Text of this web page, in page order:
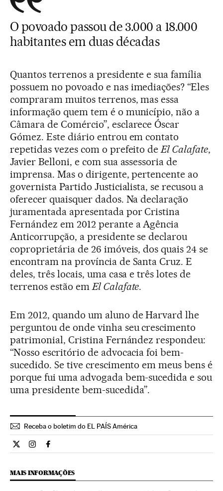
O povoado passou de 3.000 a 18.000
habitantes em duas décadas
Quantos terrenos a presidente e sua família
possuem no povoado e nas imediações? “Eles
compraram muitos terrenos, mas essa
informação quem tem é o município, não a
Câmara de Comércio”, esclarece Óscar
Gómez. Este diário entrou em contato
repetidas vezes com o prefeito deEl Calafate,
Javier Belloni, e com sua assessoria de
imprensa. Mas o dirigente, pertencente ao
governista Partido Justicialista, se recusou a
oferecer quaisquer dados. Na declaração
juramentada apresentada por Cristina
Fernández em 2012 perante a Agência
Anticorrupção, a presidente se declarou
coproprietária de 26 imóveis, dos quais 24 se
encontram na província de Santa Cruz. E
deles, três locais, uma casa e três lotes de
terrenos estão emEl Calafate.
Em 2012, quando um aluno de Harvard lhe
perguntou de onde vinha seu crescimento
patrimonial, Cristina Fernández respondeu:
“Nosso escritório de advocacia foi bem-
sucedido. Se tive crescimento em meus bens é
porque fui uma advogada bem-sucedida e sou
uma presidente bem-sucedida”.
Receba o boletim do EL PAÍS América
Internacional El País Brasil en Twitter
Internacional El País Brasil en Instagram
Internacional El País Brasil en Facebook
MAIS INFORMAÇÕES